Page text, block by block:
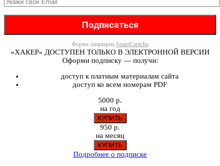
Форма защищена SmartCaptcha
«ХАКЕР» ДОСТУПЕН ТОЛЬКО В ЭЛЕКТРОННОЙ ВЕРСИИ
Оформи подписку — получи:
доступ к платным материалам сайта
доступ ко всем номерам PDF
5000 р.
на год
950 р.
на месяц
Подробнее о подписке